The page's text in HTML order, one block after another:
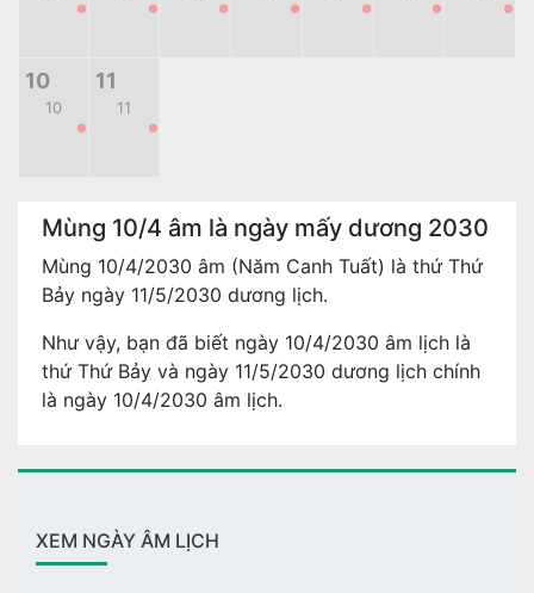
● ● ● ● ● ● ●
10
10
●
11
11
●
Mùng 10/4 âm là ngày mấy dương 2030
Mùng 10/4/2030 âm (Năm Canh Tuất) là thứ Thứ
Bảy ngày 11/5/2030 dương lịch.
Như vậy, bạn đã biết ngày 10/4/2030 âm lịch là
thứ Thứ Bảy và ngày 11/5/2030 dương lịch chính
là ngày 10/4/2030 âm lịch.
XEM NGÀY ÂM LỊCH